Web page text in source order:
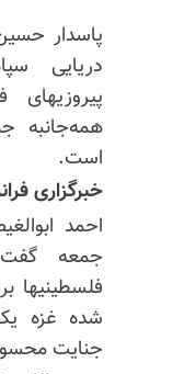
پاسدار
دریایی
همه‌جانبه
است.
خبرگزاری
احمد
جمعه
فلسطینیها
شده غزه
جنایت